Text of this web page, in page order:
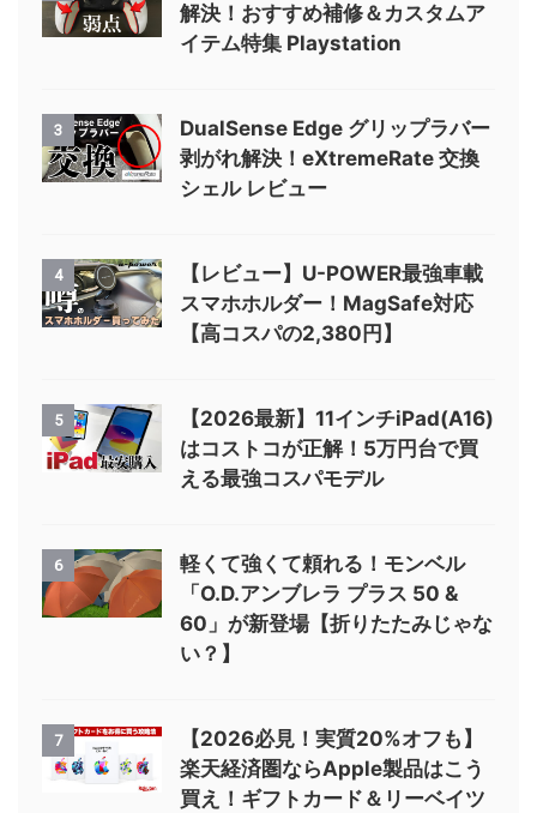
解決！おすすめ補修＆カスタムア
イテム特集 Playstation
3
DualSense Edge グリップラバー
剥がれ解決！eXtremeRate 交換
シェル レビュー
4
【レビュー】U-POWER最強車載
スマホホルダー！MagSafe対応
【高コスパの2,380円】
5
【2026最新】11インチiPad(A16)
はコストコが正解！5万円台で買
える最強コスパモデル
6
軽くて強くて頼れる！モンベル
「O.D.アンブレラ プラス 50 &
60」が新登場【折りたたみじゃな
い？】
7
【2026必見！実質20%オフも】
楽天経済圏ならApple製品はこう
買え！ギフトカード＆リーベイツ